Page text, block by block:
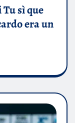
sì que
era un